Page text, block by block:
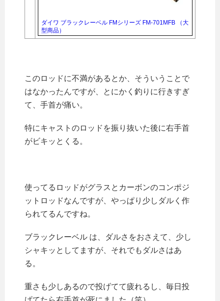
ダイワ ブラックレーベル FMシリーズ FM-701MFB （大
型商品）
このロッドに不満があるとか、そういうことで
はなかったんですが、とにかく釣りに行きすぎ
て、手首が痛い。
特にキャストのロッドを振り抜いた後に右手首
がビキッとくる。
使ってるロッドがグラスとカーボンのコンポジ
ットロッドなんですが、やっぱり少しダルく作
られてるんですね。
ブラックレーベル は、ダルさをおさえて、少し
シャキッとしてますが、それでもダルさはあ
る。
重さも少しあるので投げてて疲れるし、毎日投